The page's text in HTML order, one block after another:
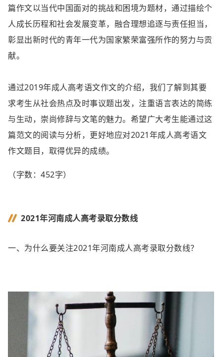
篇作文以当代中国面对的挑战和困境为题材，通过描绘个
人成长历程和社会发展变革，融合理想追逐与责任担当，
彰显出新时代的青年一代为国家繁荣富强所作的努力与贡
献。
通过2019年成人高考语文作文的介绍，我们了解到其要
求考生从社会热点及时事议题出发，注重语言表达的简练
与生动，崇尚修辞与文笔的魅力。希望广大考生能通过这
篇范文的阅读与分析，更好地应对2021年成人高考语文
作文题目，取得优异的成绩。
（字数：452字）
2021年河南成人高考录取分数线
一、为什么要关注2021年河南成人高考录取分数线？